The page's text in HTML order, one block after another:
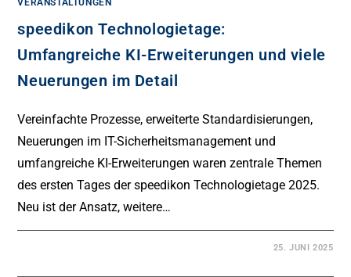
speedikon Technologietage:
Umfangreiche KI-Erweiterungen und viele
Neuerungen im Detail
Vereinfachte Prozesse, erweiterte Standardisierungen,
Neuerungen im IT-Sicherheitsmanagement und
umfangreiche KI-Erweiterungen waren zentrale Themen
des ersten Tages der speedikon Technologietage 2025.
Neu ist der Ansatz, weitere…
25. JUNI 2025